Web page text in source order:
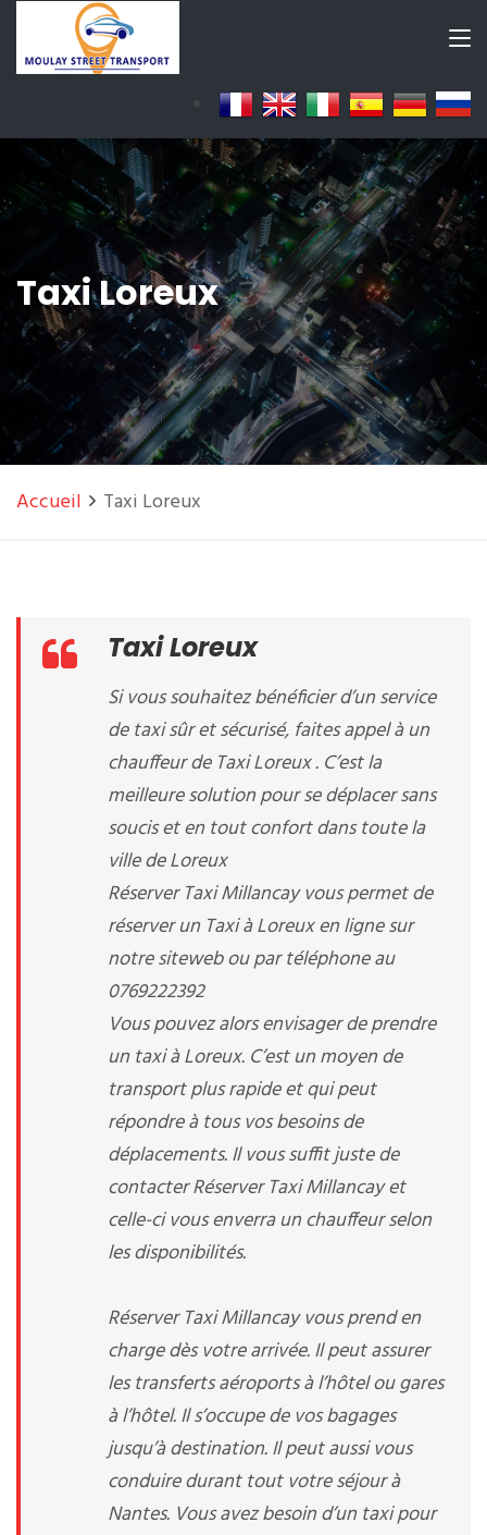
Taxi Loreux
Accueil Taxi Loreux
Taxi Loreux
Si vous souhaitez bénéficier d’un service
de taxi sûr et sécurisé, faites appel à un
chauffeur de Taxi Loreux . C’est la
meilleure solution pour se déplacer sans
soucis et en tout confort dans toute la
ville de Loreux
Réserver Taxi Millancay vous permet de
réserver un Taxi à Loreux en ligne sur
notre siteweb ou par téléphone au
0769222392
Vous pouvez alors envisager de prendre
un taxi à Loreux. C’est un moyen de
transport plus rapide et qui peut
répondre à tous vos besoins de
déplacements. Il vous suffit juste de
contacter Réserver Taxi Millancay et
celle-ci vous enverra un chauffeur selon
les disponibilités.
Réserver Taxi Millancay vous prend en
charge dès votre arrivée. Il peut assurer
les transferts aéroports à l’hôtel ou gares
à l’hôtel. Il s’occupe de vos bagages
jusqu’à destination. Il peut aussi vous
conduire durant tout votre séjour à
Nantes. Vous avez besoin d’un taxi pour